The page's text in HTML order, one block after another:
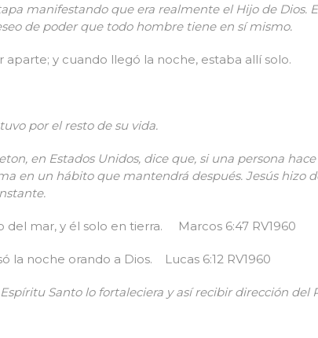
manifestando que era realmente el Hijo de Dios.
de poder que todo hombre tiene en sí mismo.
y cuando llegó la noche, estaba allí solo.
por el resto de su vida.
en Estados Unidos, dice que, si una persona
en un hábito que mantendrá después. Jesús hizo
del mar, y él solo en tierra. Marcos 6:47 RV1960
la noche orando a Dios. Lucas 6:12 RV1960
Santo lo fortaleciera y así recibir dirección